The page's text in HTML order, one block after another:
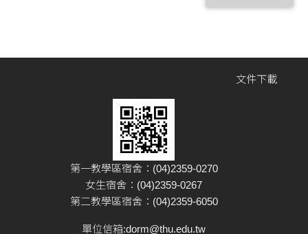
文件下載
第一教學區宿舍：(04)2359-0270
女生宿舍：(04)2359-0267
第二教學區宿舍：(04)2359-6050
單位信箱:dorm@thu.edu.tw